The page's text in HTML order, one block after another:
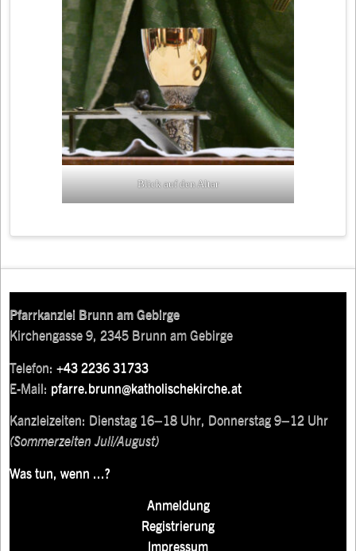
Blick auf den Altar
Pfarrkanzlei Brunn am Gebirge
Kirchengasse 9, 2345 Brunn am Gebirge
Telefon:+43 2236 31733
E-Mail: pfarre.brunn@katholischekirche.at
Kanzleizeiten: Dienstag 16–18 Uhr, Donnerstag 9–12 Uhr
(Sommerzeiten Juli/August)
Was tun, wenn ...?
Anmeldung
Registrierung
Impressum